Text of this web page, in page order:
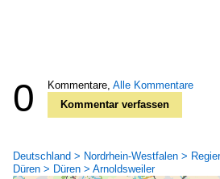
0 Kommentare, Alle Kommentare
Kommentar verfassen
Deutschland > Nordrhein-Westfalen >
Düren > Düren > Arnoldsweiler